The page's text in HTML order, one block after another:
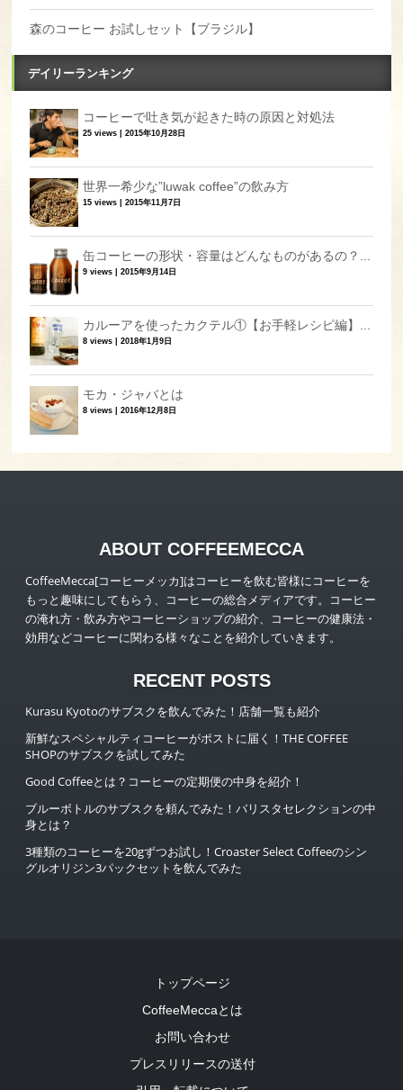
森のコーヒー お試しセット【ブラジル】
デイリーランキング
コーヒーで吐き気が起きた時の原因と対処法
25 views |2015年10月28日
世界一希少な”luwak coffee”の飲み方
15 views |2015年11月7日
缶コーヒーの形状・容量はどんなものがあるの？...
9 views |2015年9月14日
カルーアを使ったカクテル①【お手軽レシピ編】...
8 views |2018年1月9日
モカ・ジャバとは
8 views |2016年12月8日
ABOUT COFFEEMECCA
CoffeeMecca[コーヒーメッカ]はコーヒーを飲む皆様にコーヒーを
もっと趣味にしてもらう、コーヒーの総合メディアです。コーヒー
の淹れ方・飲み方やコーヒーショップの紹介、コーヒーの健康法・
効用などコーヒーに関わる様々なことを紹介していきます。
RECENT POSTS
Kurasu Kyotoのサブスクを飲んでみた！店舗一覧も紹介
新鮮なスペシャルティコーヒーがポストに届く！THE COFFEE
SHOPのサブスクを試してみた
Good Coffeeとは？コーヒーの定期便の中身を紹介！
ブルーボトルのサブスクを頼んでみた！バリスタセレクションの中
身とは？
3種類のコーヒーを20gずつお試し！Croaster Select Coffeeのシン
グルオリジン3パックセットを飲んでみた
トップページ
CoffeeMeccaとは
お問い合わせ
プレスリリースの送付